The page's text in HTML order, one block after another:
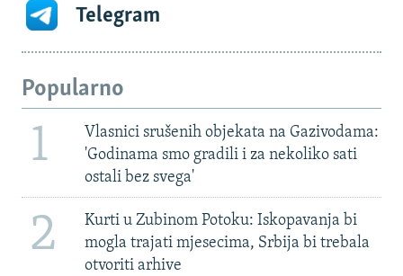
Telegram
Popularno
1
Vlasnici srušenih objekata na Gazivodama:
'Godinama smo gradili i za nekoliko sati
ostali bez svega'
2
Kurti u Zubinom Potoku: Iskopavanja bi
mogla trajati mjesecima, Srbija bi trebala
otvoriti arhive